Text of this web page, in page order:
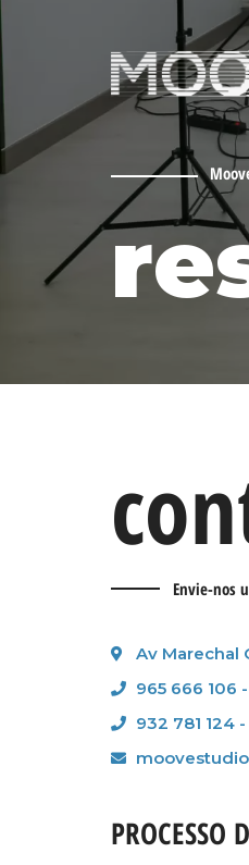
to
Envie-nos
Av Marechal
965 666 106
932 781 124
PROCESSO